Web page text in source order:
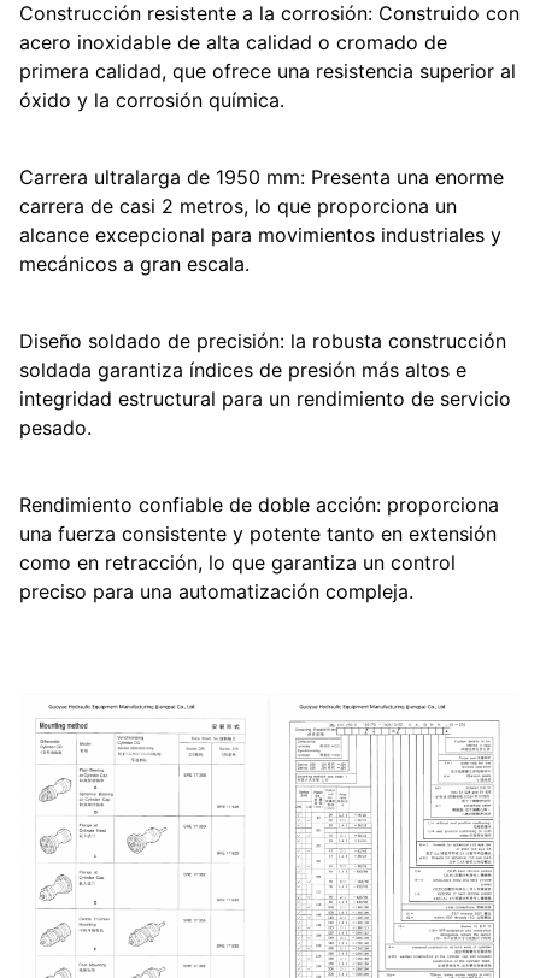
Construcción resistente a la corrosión: Construido con
acero inoxidable de alta calidad o cromado de
primera calidad, que ofrece una resistencia superior al
óxido y la corrosión química.
Carrera ultralarga de 1950 mm: Presenta una enorme
carrera de casi 2 metros, lo que proporciona un
alcance excepcional para movimientos industriales y
mecánicos a gran escala.
Diseño soldado de precisión: la robusta construcción
soldada garantiza índices de presión más altos e
integridad estructural para un rendimiento de servicio
pesado.
Rendimiento confiable de doble acción: proporciona
una fuerza consistente y potente tanto en extensión
como en retracción, lo que garantiza un control
preciso para una automatización compleja.